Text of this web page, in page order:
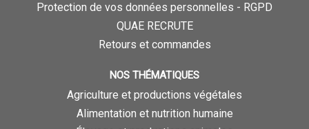
Protection de vos données personnelles - RGPD
QUAE RECRUTE
Retours et commandes
NOS THÉMATIQUES
Agriculture et productions végétales
Alimentation et nutrition humaine